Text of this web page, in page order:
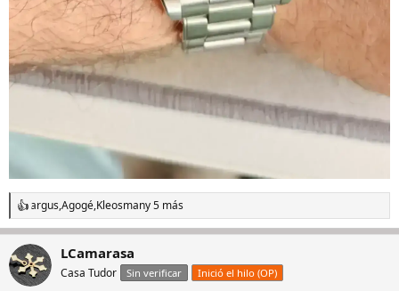
R
e
a
c
c
i
argus,Agogé,Kleosmany 5 más
LCamarasa
Casa Tudor Sin verificar Inició el hilo (OP)